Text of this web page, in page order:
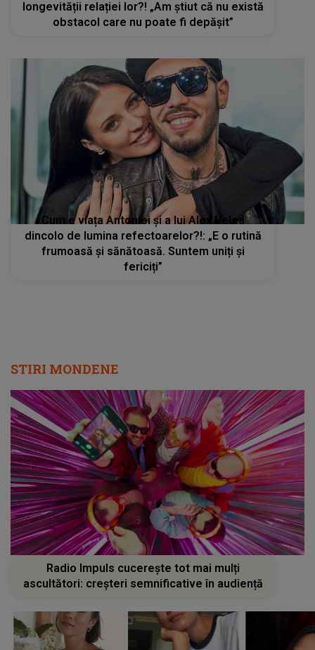
longevității relației lor?! „Am ştiut că nu există
obstacol care nu poate fi depăşit”
Cum e viața Antoniei și a lui Alex Velea
dincolo de lumina refectoarelor?!: „E o rutină
frumoasă și sănătoasă. Suntem uniți și
fericiți”
STIRI MONDENE
Radio Impuls cucerește tot mai mulți
ascultători: creșteri semnificative în audiență